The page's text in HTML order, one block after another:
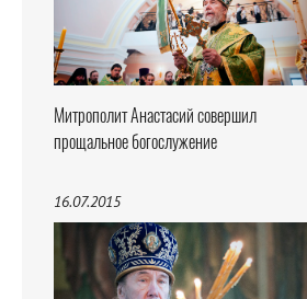
Митрополит Анастасий совершил
прощальное богослужение
16.07.2015